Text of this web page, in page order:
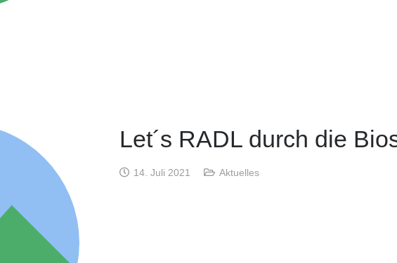
Let´s RADL durch die
14. Juli 2021 Aktuelles